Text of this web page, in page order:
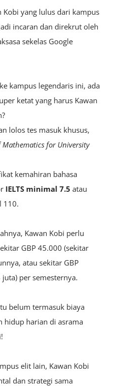
Kobi yang lulus dari kampus
incaran dan direkrut oleh
sekelas Google
kampus legendaris ini, ada
ketat yang harus Kawan
lolos tes masuk khusus,
Mathematics for University
kemahiran bahasa
IELTS minimal 7.5 atau
110.
Kawan Kobi perlu
GBP 45.000 (sekitar
atau sekitar GBP
per semesternya.
belum termasuk biaya
hidup harian di asrama
elit lain, Kawan Kobi
dan strategi sama